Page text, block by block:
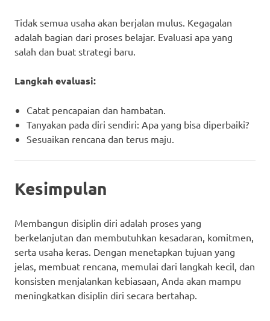
Tidak semua usaha akan berjalan mulus. Kegagalan
adalah bagian dari proses belajar. Evaluasi apa yang
salah dan buat strategi baru.
Langkah evaluasi:
Catat pencapaian dan hambatan.
Tanyakan pada diri sendiri: Apa yang bisa diperbaiki?
Sesuaikan rencana dan terus maju.
Kesimpulan
Membangun disiplin diri adalah proses yang
berkelanjutan dan membutuhkan kesadaran, komitmen,
serta usaha keras. Dengan menetapkan tujuan yang
jelas, membuat rencana, memulai dari langkah kecil, dan
konsisten menjalankan kebiasaan, Anda akan mampu
meningkatkan disiplin diri secara bertahap.